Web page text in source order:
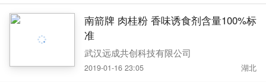
南箭牌 肉桂粉 香味诱食剂含量100%标
准
武汉远成共创科技有限公司
2019-01-16 23:05 湖北